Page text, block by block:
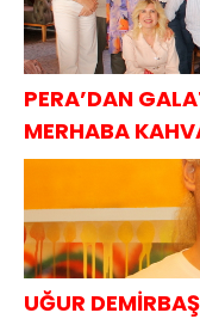
PERA’DAN GALATA’YA
MERHABA
UĞUR